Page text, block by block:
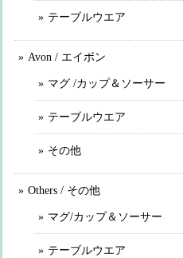
テーブルウエア
Avon / エイボン
マグ /カップ＆ソーサー
テーブルウエア
その他
Others / その他
マグ/カップ＆ソーサー
テーブルウエア